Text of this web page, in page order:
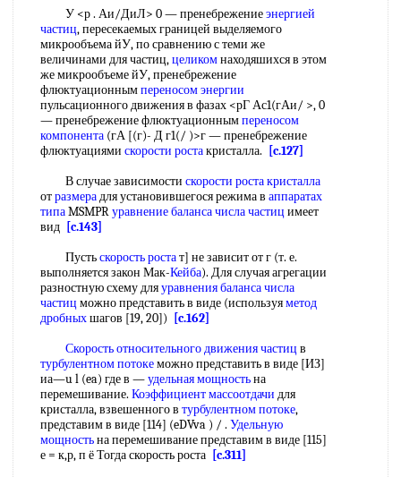
У <р . Аи/ДиЛ> 0 — пренебрежениеэнергией
частиц, пересекаемых границей выделяемого
микрообъема йУ, по сравнению с теми же
величинами для частиц,целикомнаходяшихся в этом
же микрообъеме йУ, пренебрежение
флюктуационнымпереносом энергии
пульсационного движения в фазах <рГ Ас1(гАи/ >, 0
— пренебрежение флюктуационнымпереносом
компонента (гА [(г)- Д г1(/ )>г — пренебрежение
флюктуациями скорости ростакристалла.
[c.127]
В случае зависимости скорости роста кристалла
отразмерадля установившегося режима в аппаратах
типаMSMPRуравнение балансачисла частиц имеет
вид [c.143]
Пустьскорость ростат] не зависит от г (т. е.
выполняется закон Мак-Кейба). Для случая агрегации
разностную схему дляуравнения балансачисла
частиц можно представить в виде (используяметод
дробныхшагов [19, 20])
[c.162]
Скорость относительногодвижения частиц в
турбулентном потокеможно представить в виде [ИЗ]
иа—u l (ea) где в —удельная мощностьна
перемешивание. Коэффициент массоотдачи для
кристалла, взвешенного в турбулентном потоке,
представим в виде [114] (eDVva ) / . Удельную
мощностьна перемешивание представим в виде [115]
е = к,р, п ё Тогда скорость роста [c.311]